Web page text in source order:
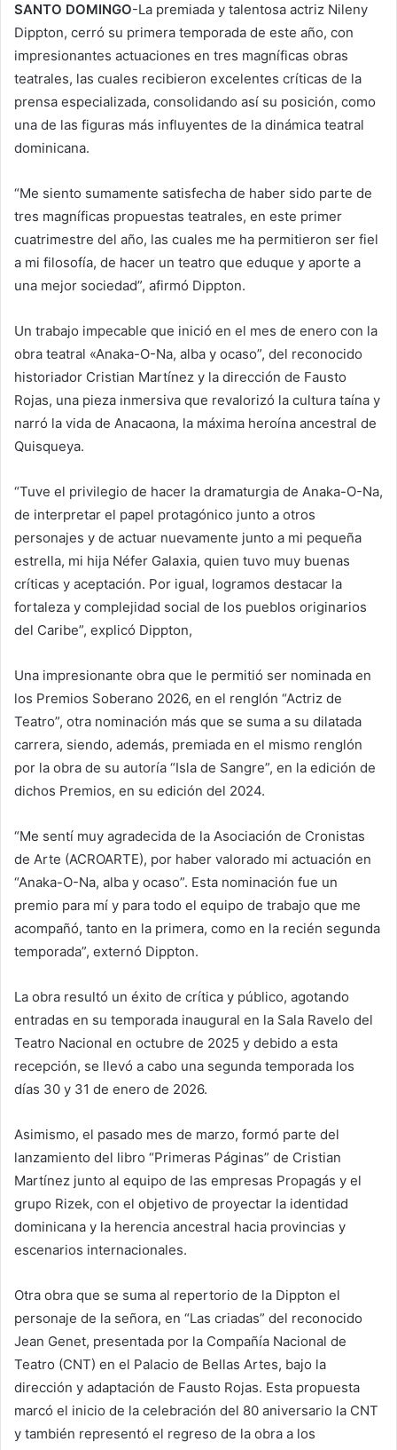
SANTO DOMINGO-La premiada y talentosa actriz Nileny
Dippton, cerró su primera temporada de este año, con
impresionantes actuaciones en tres magníficas obras
teatrales, las cuales recibieron excelentes críticas de la
prensa especializada, consolidando así su posición, como
una de las figuras más influyentes de la dinámica teatral
dominicana.
“Me siento sumamente satisfecha de haber sido parte de
tres magníficas propuestas teatrales, en este primer
cuatrimestre del año, las cuales me ha permitieron ser fiel
a mi filosofía, de hacer un teatro que eduque y aporte a
una mejor sociedad”, afirmó Dippton.
Un trabajo impecable que inició en el mes de enero con la
obra teatral «Anaka-O-Na, alba y ocaso”, del reconocido
historiador Cristian Martínez y la dirección de Fausto
Rojas, una pieza inmersiva que revalorizó la cultura taína y
narró la vida de Anacaona, la máxima heroína ancestral de
Quisqueya.
“Tuve el privilegio de hacer la dramaturgia de Anaka-O-Na,
de interpretar el papel protagónico junto a otros
personajes y de actuar nuevamente junto a mi pequeña
estrella, mi hija Néfer Galaxia, quien tuvo muy buenas
críticas y aceptación. Por igual, logramos destacar la
fortaleza y complejidad social de los pueblos originarios
del Caribe”, explicó Dippton,
Una impresionante obra que le permitió ser nominada en
los Premios Soberano 2026, en el renglón “Actriz de
Teatro”, otra nominación más que se suma a su dilatada
carrera, siendo, además, premiada en el mismo renglón
por la obra de su autoría “Isla de Sangre”, en la edición de
dichos Premios, en su edición del 2024.
“Me sentí muy agradecida de la Asociación de Cronistas
de Arte (ACROARTE), por haber valorado mi actuación en
“Anaka-O-Na, alba y ocaso”. Esta nominación fue un
premio para mí y para todo el equipo de trabajo que me
acompañó, tanto en la primera, como en la recién segunda
temporada”, externó Dippton.
La obra resultó un éxito de crítica y público, agotando
entradas en su temporada inaugural en la Sala Ravelo del
Teatro Nacional en octubre de 2025 y debido a esta
recepción, se llevó a cabo una segunda temporada los
días 30 y 31 de enero de 2026.
Asimismo, el pasado mes de marzo, formó parte del
lanzamiento del libro “Primeras Páginas” de Cristian
Martínez junto al equipo de las empresas Propagás y el
grupo Rizek, con el objetivo de proyectar la identidad
dominicana y la herencia ancestral hacia provincias y
escenarios internacionales.
Otra obra que se suma al repertorio de la Dippton el
personaje de la señora, en “Las criadas” del reconocido
Jean Genet, presentada por la Compañía Nacional de
Teatro (CNT) en el Palacio de Bellas Artes, bajo la
dirección y adaptación de Fausto Rojas. Esta propuesta
marcó el inicio de la celebración del 80 aniversario la CNT
y también representó el regreso de la obra a los